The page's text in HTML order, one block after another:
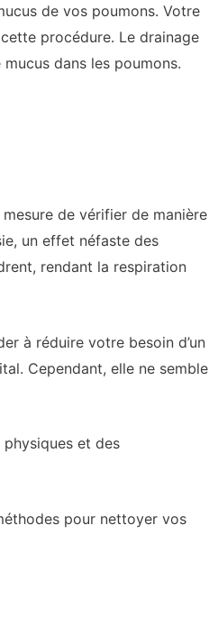
de vos poumons. Votre
procédure. Le drainage
dans les poumons.
de vérifier de manière
un effet néfaste des
rendant la respiration
à réduire votre besoin d’un
Cependant, elle ne semble
physiques et des
pour nettoyer vos